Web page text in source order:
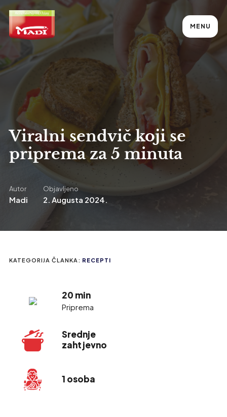
MENU
Viralni sendvič koji se
priprema za 5 minuta
Autor
Madi
Objavljeno
2. Augusta 2024.
KATEGORIJA ČLANKA: RECEPTI
20 min
Priprema
Srednje
zahtjevno
1 osoba